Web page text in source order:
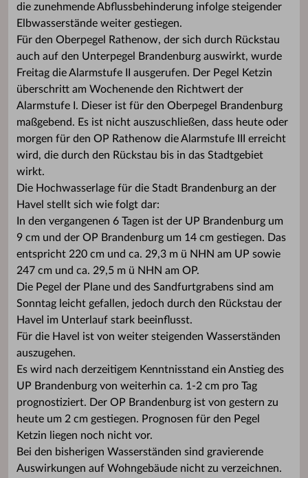
die zunehmende Abflussbehinderung infolge steigender
Elbwasserstände weiter gestiegen.
Für den Oberpegel Rathenow, der sich durch Rückstau
auch auf den Unterpegel Brandenburg auswirkt, wurde
Freitag die Alarmstufe II ausgerufen. Der Pegel Ketzin
überschritt am Wochenende den Richtwert der
Alarmstufe I. Dieser ist für den Oberpegel Brandenburg
maßgebend. Es ist nicht auszuschließen, dass heute oder
morgen für den OP Rathenow die Alarmstufe III erreicht
wird, die durch den Rückstau bis in das Stadtgebiet
wirkt.
Die Hochwasserlage für die Stadt Brandenburg an der
Havel stellt sich wie folgt dar:
In den vergangenen 6 Tagen ist der UP Brandenburg um
9 cm und der OP Brandenburg um 14 cm gestiegen. Das
entspricht 220 cm und ca. 29,3 m ü NHN am UP sowie
247 cm und ca. 29,5 m ü NHN am OP.
Die Pegel der Plane und des Sandfurtgrabens sind am
Sonntag leicht gefallen, jedoch durch den Rückstau der
Havel im Unterlauf stark beeinflusst.
Für die Havel ist von weiter steigenden Wasserständen
auszugehen.
Es wird nach derzeitigem Kenntnisstand ein Anstieg des
UP Brandenburg von weiterhin ca. 1-2 cm pro Tag
prognostiziert. Der OP Brandenburg ist von gestern zu
heute um 2 cm gestiegen. Prognosen für den Pegel
Ketzin liegen noch nicht vor.
Bei den bisherigen Wasserständen sind gravierende
Auswirkungen auf Wohngebäude nicht zu verzeichnen.